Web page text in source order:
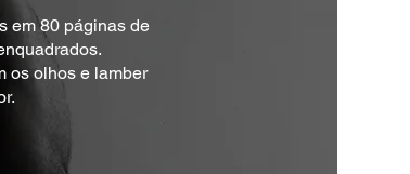
em 80 páginas de
os olhos e lamber